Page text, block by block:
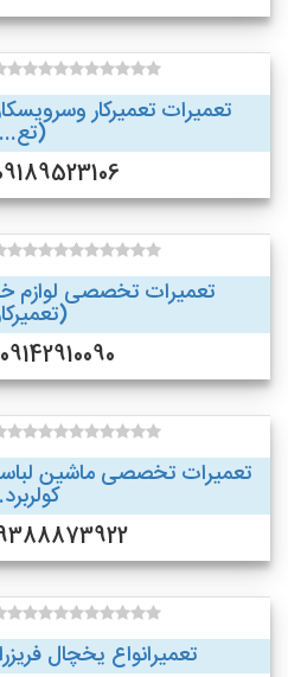
تعمیرات تعمیرکار
(تع...
09189523106 (ملایر )
تعمیرات تخصصی لوازم
09142910090 (کیش)
تعمیرات تخصصی ماشین
کولربرد...
09388873922 (قشم )
تعمیرانواع یخچال